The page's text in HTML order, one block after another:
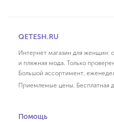
QETESH.RU
Интернет магазин для женщин:
и пляжная мода. Только
Большой ассортимент,
Приемлемые цены. Бесплатная
Помощь